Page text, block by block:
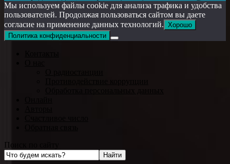
Мы используем файлы cookie для анализа трафика и удобства
пользователей. Продолжая пользоваться сайтом вы даете
согласие на применение данных технологий. Хорошо
Политика конфиденциальности
Поиск по сайту